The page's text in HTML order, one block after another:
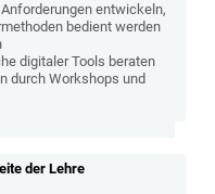
entwickeln,
bedient werden
digitaler Tools beraten
durch Workshops und
der Lehre